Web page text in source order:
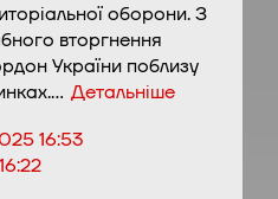
оборони. З
вторгнення
України поблизу
Детальніше
16:53